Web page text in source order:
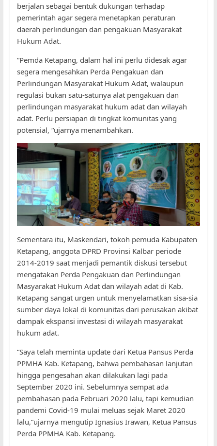
berjalan sebagai bentuk dukungan terhadap
pemerintah agar segera menetapkan peraturan
daerah perlindungan dan pengakuan Masyarakat
Hukum Adat.
“Pemda Ketapang, dalam hal ini perlu didesak agar
segera mengesahkan Perda Pengakuan dan
Perlindungan Masyarakat Hukum Adat, walaupun
regulasi bukan satu-satunya alat pengakuan dan
perlindungan masyarakat hukum adat dan wilayah
adat. Perlu persiapan di tingkat komunitas yang
potensial, “ujarnya menambahkan.
Sementara itu, Maskendari, tokoh pemuda Kabupaten
Ketapang, anggota DPRD Provinsi Kalbar periode
2014-2019 saat menjadi pemantik diskusi tersebut
mengatakan Perda Pengakuan dan Perlindungan
Masyarakat Hukum Adat dan wilayah adat di Kab.
Ketapang sangat urgen untuk menyelamatkan sisa-sia
sumber daya lokal di komunitas dari perusakan akibat
dampak ekspansi investasi di wilayah masyarakat
hukum adat.
“Saya telah meminta update dari Ketua Pansus Perda
PPMHA Kab. Ketapang, bahwa pembahasan lanjutan
hingga pengesahan akan dilakukan lagi pada
September 2020 ini. Sebelumnya sempat ada
pembahasan pada Februari 2020 lalu, tapi kemudian
pandemi Covid-19 mulai meluas sejak Maret 2020
lalu,”ujarnya mengutip Ignasius Irawan, Ketua Pansus
Perda PPMHA Kab. Ketapang.